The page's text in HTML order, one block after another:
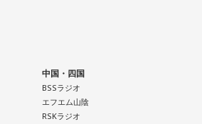
中国・四国
BSSラジオ
エフエム山陰
RSKラジオ